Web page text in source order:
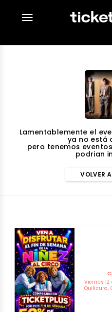
desplegar navegación
Lamentablemente el
ya no está
pero tenemos
podrian
VOLVER
Viernes 12
Quilicura,